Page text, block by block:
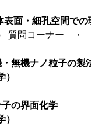
表面・細孔空間での
質問
無機ナノ粒子の製
の界面化学
）